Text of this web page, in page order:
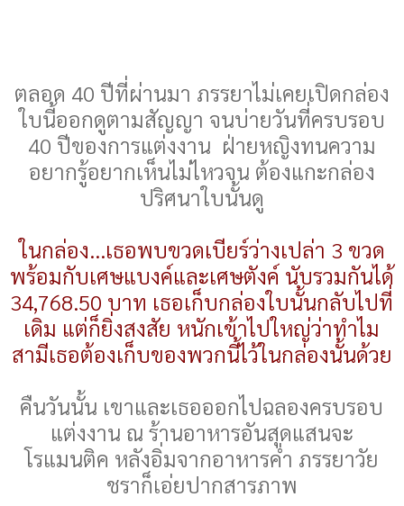
ตลอด 40 ปีที่ผ่านมา ภรรยาไม่เคยเปิดกล่อง
ใบนี้ออกดูตามสัญญา จนบ่ายวันที่ครบรอบ
40 ปีของการแต่งงาน ฝ่ายหญิงทนความ
อยากรู้อยากเห็นไม่ไหวจน ต้องแกะกล่อง
ปริศนาใบนั้นดู
ในกล่อง...เธอพบขวดเบียร์ว่างเปล่า 3 ขวด
พร้อมกับเศษแบงค์และเศษตังค์ นับรวมกันได้
34,768.50 บาท เธอเก็บกล่องใบนั้นกลับไปที่
เดิม แต่ก็ยิ่งสงสัย หนักเข้าไปใหญ่ว่าทำไม
สามีเธอต้องเก็บของพวกนี้ไว้ในกล่องนั้นด้วย
คืนวันนั้น เขาและเธอออกไปฉลองครบรอบ
แต่งงาน ณ ร้านอาหารอันสุดแสนจะ
โรแมนติค หลังอิ่มจากอาหารค่ำ ภรรยาวัย
ชราก็เอ่ยปากสารภาพ